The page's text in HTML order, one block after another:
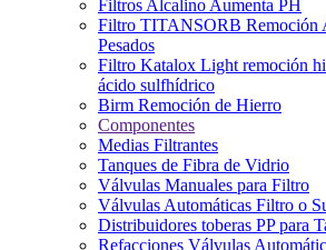
Filtros Alcalino Aumenta PH
Filtro TITANSORB Remoción
Pesados
Filtro Katalox Light remoción
ácido sulfhídrico
Birm Remoción de Hierro
Componentes
Medias Filtrantes
Tanques de Fibra de Vidrio
Válvulas Manuales para Filtro
Válvulas Automáticas Filtro o
Distribuidores toberas PP para
Refacciones Válvulas